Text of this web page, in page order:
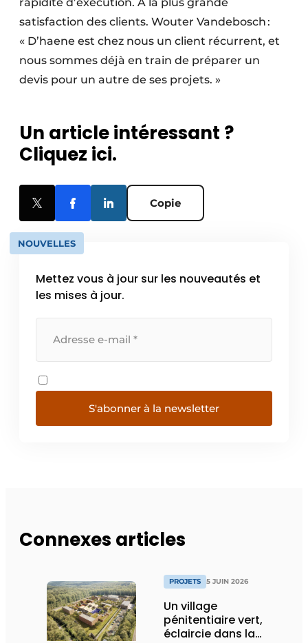
rapidité d’exécution. À la plus grande
satisfaction des clients. Wouter Vandebosch :
« D’haene est chez nous un client récurrent, et
nous sommes déjà en train de préparer un
devis pour un autre de ses projets. »
Un article intéressant ?
Cliquez ici.
Copie
NOUVELLES
Mettez vous à jour sur les nouveautés et
les mises à jour.
S'abonner à la newsletter
Connexes articles
PROJETS 5 JUIN 2026
Un village
pénitentiaire vert,
éclaircie dans la